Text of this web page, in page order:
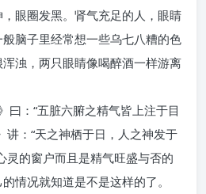
眼圈发黑。肾气充足的人，眼睛
脑子里经常想一些乌七八糟的色
浊，两只眼睛像喝醉酒一样游离
曰：“五脏六腑之精气皆上注于目
讲：“天之神栖于日，人之神发于
灵的窗户而且是精气旺盛与否的
情况就知道是不是这样的了。